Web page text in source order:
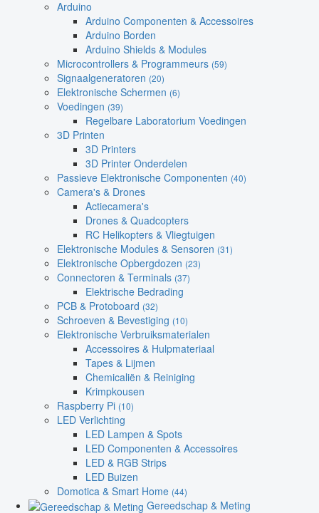
Arduino
Arduino Componenten & Accessoires
Arduino Borden
Arduino Shields & Modules
Microcontrollers & Programmeurs (59)
Signaalgeneratoren (20)
Elektronische Schermen (6)
Voedingen (39)
Regelbare Laboratorium Voedingen
3D Printen
3D Printers
3D Printer Onderdelen
Passieve Elektronische Componenten (40)
Camera's & Drones
Actiecamera's
Drones & Quadcopters
RC Helikopters & Vliegtuigen
Elektronische Modules & Sensoren (31)
Elektronische Opbergdozen (23)
Connectoren & Terminals (37)
Elektrische Bedrading
PCB & Protoboard (32)
Schroeven & Bevestiging (10)
Elektronische Verbruiksmaterialen
Accessoires & Hulpmateriaal
Tapes & Lijmen
Chemicaliën & Reiniging
Krimpkousen
Raspberry Pi (10)
LED Verlichting
LED Lampen & Spots
LED Componenten & Accessoires
LED & RGB Strips
LED Buizen
Domotica & Smart Home (44)
Gereedschap & Meting